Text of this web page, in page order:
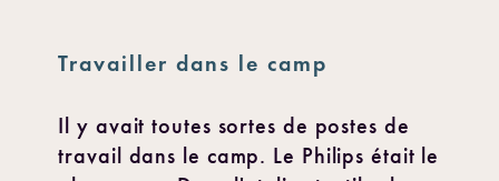
Travailler dans le camp
Il y avait toutes sortes de postes de
travail dans le camp. Le Philips était le